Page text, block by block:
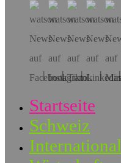
Startseite
Schweiz
International